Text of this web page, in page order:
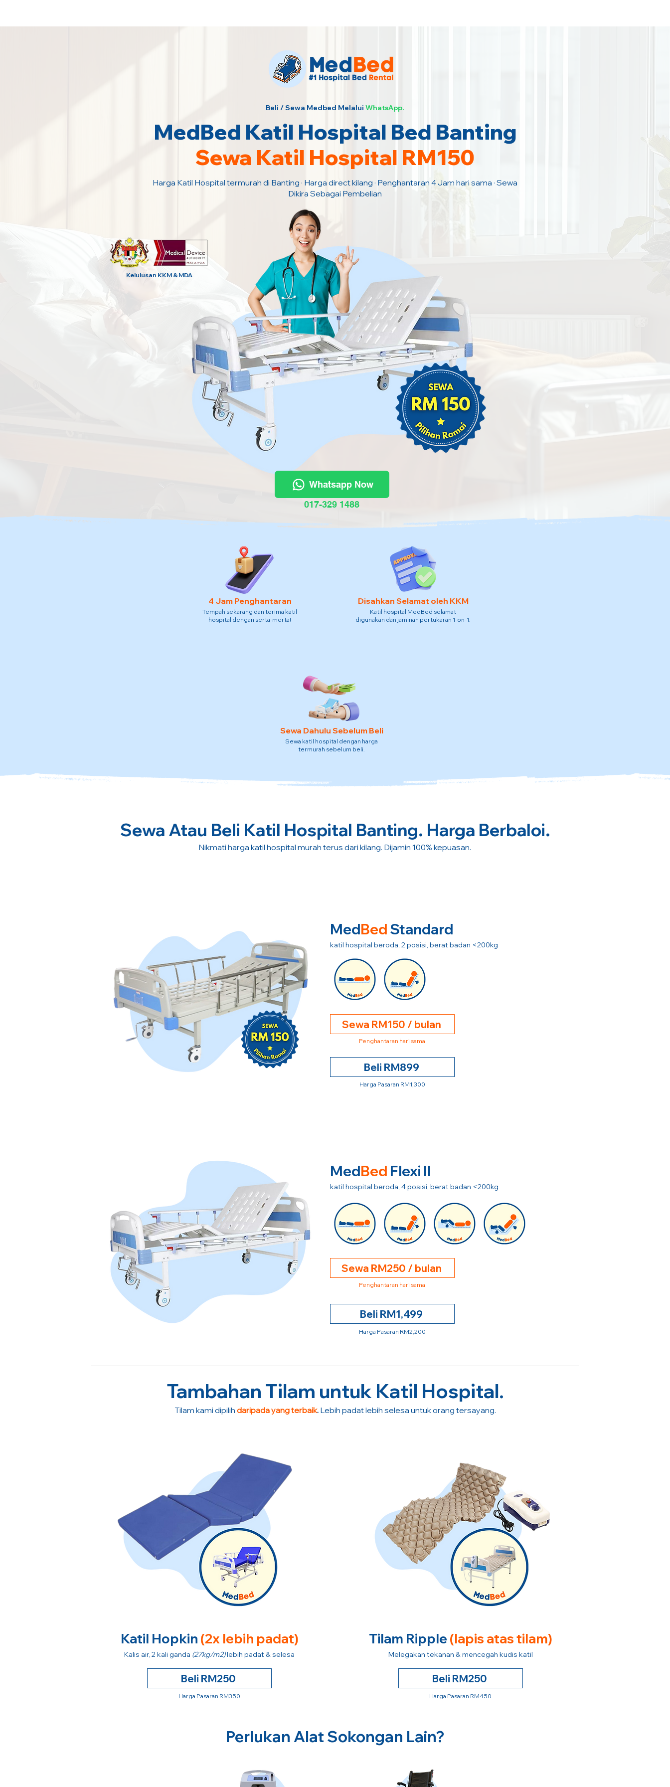
Beli / Sewa Medbed Melalui WhatsApp.
MedBed Katil Hospital Bed Banting
Sewa Katil Hospital RM150
Harga Katil Hospital termurah di Banting · Harga direct kilang · Penghantaran 4 Jam hari sama · Sewa
Dikira Sebagai Pembelian
Kelulusan KKM & MDA
Whatsapp Now
017-329 1488
4 Jam Penghantaran
Tempah sekarang dan terima katil
hospital dengan serta-merta!
Disahkan Selamat oleh KKM
Katil hospital MedBed selamat
digunakan dan jaminan pertukaran 1-on-1.
Sewa Dahulu Sebelum Beli
Sewa katil hospital dengan harga
termurah sebelum beli.
Sewa Atau Beli Katil Hospital Banting. Harga Berbaloi.
Nikmati harga katil hospital murah terus dari kilang. Dijamin 100% kepuasan.
MedBed Standard
katil hospital beroda, 2 posisi, berat badan <200kg
Sewa RM150 / bulan
Penghantaran hari sama
Beli RM899
Harga Pasaran RM1,300
MedBed Flexi II
katil hospital beroda, 4 posisi, berat badan <200kg
Sewa RM250 / bulan
Penghantaran hari sama
Beli RM1,499
Harga Pasaran RM2,200
Tambahan Tilam untuk Katil Hospital.
Tilam kami dipilih daripada yang terbaik.Lebih padat lebih selesa untuk orang tersayang.
Katil Hopkin (2x lebih padat)
Kalis air, 2 kali ganda (27kg/m2)lebih padat & selesa
Beli RM250
Harga Pasaran RM350
Tilam Ripple (lapis atas tilam)
Melegakan tekanan & mencegah kudis katil
Beli RM250
Harga Pasaran RM450
Perlukan Alat Sokongan Lain?